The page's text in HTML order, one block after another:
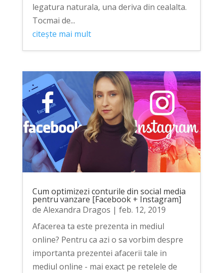
legatura naturala, una deriva din cealalta.
Tocmai de...
citește mai mult
Cum optimizezi conturile din social media
pentru vanzare [Facebook + Instagram]
de Alexandra Dragos | feb. 12, 2019
Afacerea ta este prezenta in mediul
online? Pentru ca azi o sa vorbim despre
importanta prezentei afacerii tale in
mediul online - mai exact pe retelele de